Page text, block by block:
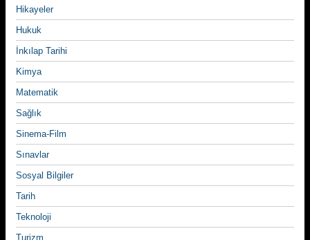
Hikayeler
Hukuk
İnkılap Tarihi
Kimya
Matematik
Sağlık
Sinema-Film
Sınavlar
Sosyal Bilgiler
Tarih
Teknoloji
Turizm